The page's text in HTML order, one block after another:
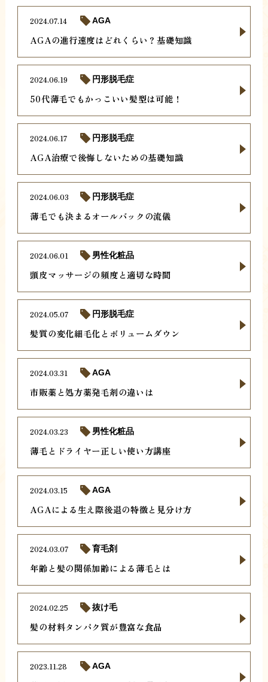
AGAの進行速度はどれくらい？基礎知識
2024.07.14 AGA
50代薄毛でもかっこいい髪型は可能！
2024.06.19 円形脱毛症
AGA治療で後悔しないための基礎知識
2024.06.17 円形脱毛症
薄毛でも決まるオールバックの流儀
2024.06.03 円形脱毛症
頭皮マッサージの頻度と適切な時間
2024.06.01 男性化粧品
髪質の変化細毛化とボリュームダウン
2024.05.07 円形脱毛症
市販薬と処方薬発毛剤の違いは
2024.03.31 AGA
薄毛とドライヤー正しい使い方講座
2024.03.23 男性化粧品
AGAによる生え際後退の特徴と見分け方
2024.03.15 AGA
年齢と髪の関係加齢による薄毛とは
2024.03.07 育毛剤
髪の材料タンパク質が豊富な食品
2024.02.25 抜け毛
2023.11.28 AGA